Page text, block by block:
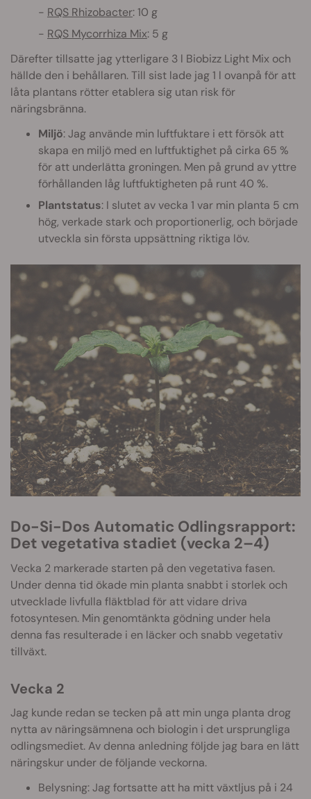
RQS Rhizobacter: 10 g
RQS Mycorrhiza Mix: 5 g
Därefter tillsatte jag ytterligare 3 l Biobizz Light Mix och
hällde den i behållaren. Till sist lade jag 1 l ovanpå för att
låta plantans rötter etablera sig utan risk för
näringsbränna.
Miljö: Jag använde min luftfuktare i ett försök att
skapa en miljö med en luftfuktighet på cirka 65 %
för att underlätta groningen. Men på grund av yttre
förhållanden låg luftfuktigheten på runt 40 %.
Plantstatus: I slutet av vecka 1 var min planta 5 cm
hög, verkade stark och proportionerlig, och började
utveckla sin första uppsättning riktiga löv.
Do-Si-Dos Automatic Odlingsrapport:
Det vegetativa stadiet (vecka 2–4)
Vecka 2 markerade starten på den vegetativa fasen.
Under denna tid ökade min planta snabbt i storlek och
utvecklade livfulla fläktblad för att vidare driva
fotosyntesen. Min genomtänkta gödning under hela
denna fas resulterade i en läcker och snabb vegetativ
tillväxt.
Vecka 2
Jag kunde redan se tecken på att min unga planta drog
nytta av näringsämnena och biologin i det ursprungliga
odlingsmediet. Av denna anledning följde jag bara en lätt
näringskur under de följande veckorna.
Belysning: Jag fortsatte att ha mitt växtljus på i 24